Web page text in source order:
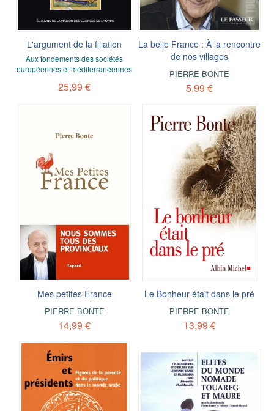
L'argument de la filiation
Aux fondements des sociétés
européennes et méditerranéennes
25,99 €
La belle France : À la rencontre
de nos villages
PIERRE BONTE
5,99 €
Mes petites France
PIERRE BONTE
14,99 €
Le Bonheur était dans le pré
PIERRE BONTE
13,99 €